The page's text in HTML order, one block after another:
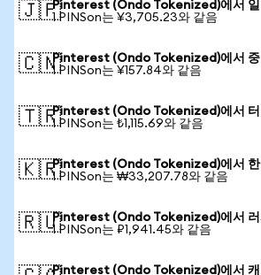
🇯🇵Pinterest (Ondo Tokenized)에서 일
1 PINSon는 ¥3,705.23와 같음
🇨🇳Pinterest (Ondo Tokenized)에서 중
1 PINSon는 ¥157.84와 같음
🇹🇷Pinterest (Ondo Tokenized)에서 터
1 PINSon는 ₺1,115.69와 같음
🇰🇷Pinterest (Ondo Tokenized)에서 한
1 PINSon는 ₩33,207.78와 같음
🇷🇺Pinterest (Ondo Tokenized)에서 러
1 PINSon는 ₽1,941.45와 같음
Pinterest (Ondo Tokenized)에서 캐